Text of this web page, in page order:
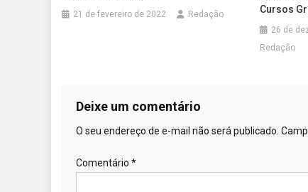
21 de fevereiro de 2022 Redação
Cursos
26 de
Redação
Deixe um comentário
O seu endereço de e-mail não será publicado.
Comentário *